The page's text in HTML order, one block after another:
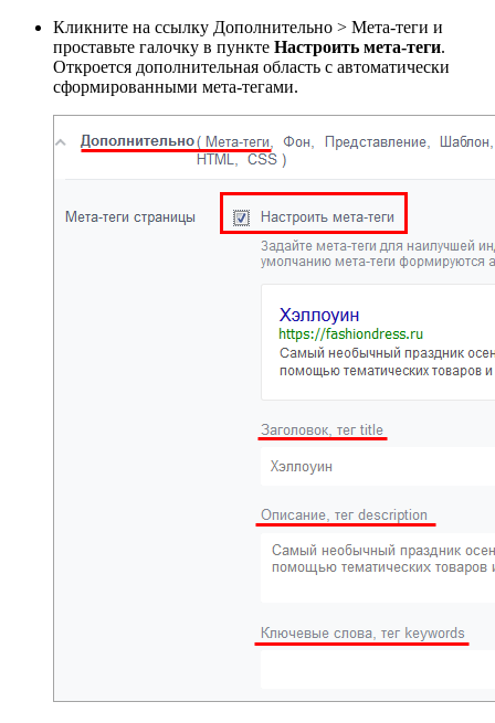
Кликните на ссылку Дополнительно > Мета-теги и
проставьте галочку в пункте Настроить мета-теги.
Откроется дополнительная область с автоматически
сформированными мета-тегами.